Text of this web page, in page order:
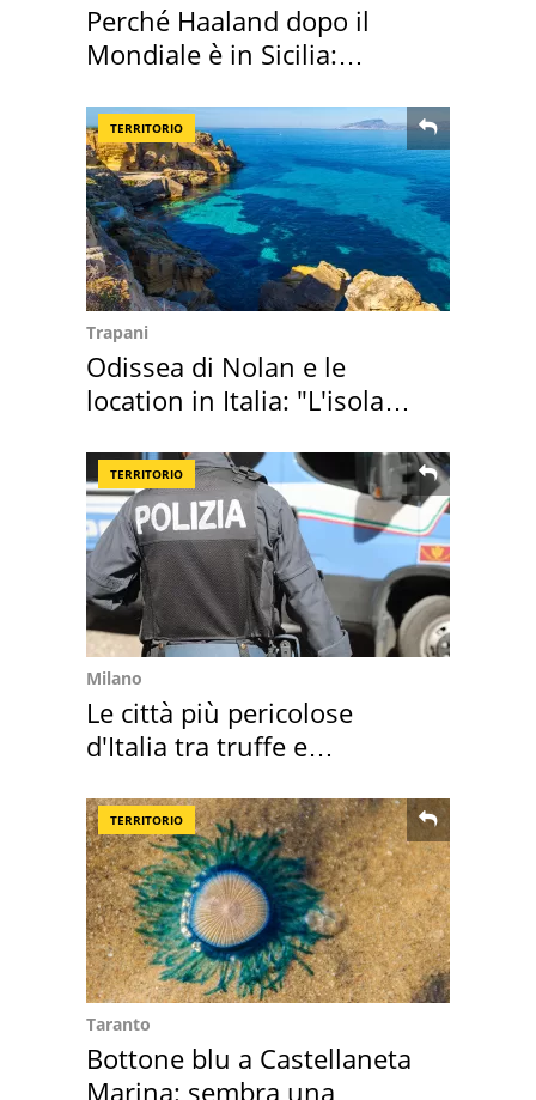
Perché Haaland dopo il
Mondiale è in Sicilia:
TERRITORIO
Trapani
Odissea di Nolan e le
location in Italia: "L'isola
TERRITORIO
Milano
Le città più pericolose
d'Italia tra truffe e
TERRITORIO
Taranto
Bottone blu a Castellaneta
Marina: sembra una